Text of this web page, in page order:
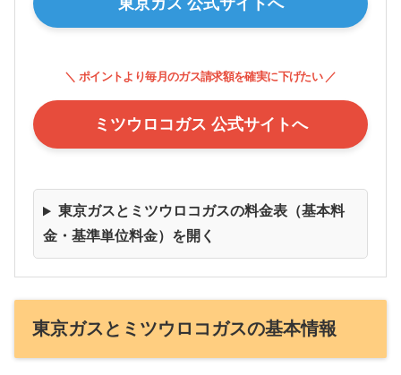
東京ガス 公式サイトへ
＼ ポイントより毎月のガス請求額を確実に下げたい ／
ミツウロコガス 公式サイトへ
東京ガスとミツウロコガスの料金表（基本料
金・基準単位料金）を開く
東京ガスとミツウロコガスの基本情報